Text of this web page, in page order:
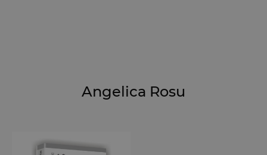
Angelica Rosu